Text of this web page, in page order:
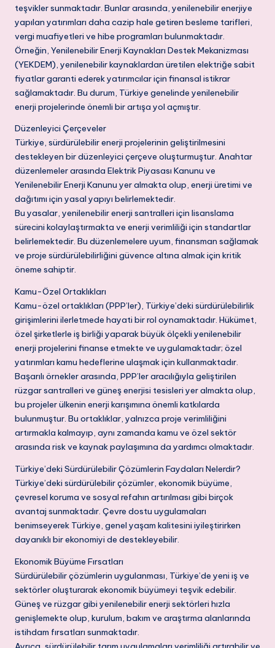
teşvikler sunmaktadır. Bunlar arasında, yenilenebilir enerjiye
yapılan yatırımları daha cazip hale getiren besleme tarifleri,
vergi muafiyetleri ve hibe programları bulunmaktadır.
Örneğin, Yenilenebilir Enerji Kaynakları Destek Mekanizması
(YEKDEM), yenilenebilir kaynaklardan üretilen elektriğe sabit
fiyatlar garanti ederek yatırımcılar için finansal istikrar
sağlamaktadır. Bu durum, Türkiye genelinde yenilenebilir
enerji projelerinde önemli bir artışa yol açmıştır.
Düzenleyici Çerçeveler
Türkiye, sürdürülebilir enerji projelerinin geliştirilmesini
destekleyen bir düzenleyici çerçeve oluşturmuştur. Anahtar
düzenlemeler arasında Elektrik Piyasası Kanunu ve
Yenilenebilir Enerji Kanunu yer almakta olup, enerji üretimi ve
dağıtımı için yasal yapıyı belirlemektedir.
Bu yasalar, yenilenebilir enerji santralleri için lisanslama
sürecini kolaylaştırmakta ve enerji verimliliği için standartlar
belirlemektedir. Bu düzenlemelere uyum, finansman sağlamak
ve proje sürdürülebilirliğini güvence altına almak için kritik
öneme sahiptir.
Kamu-Özel Ortaklıkları
Kamu-özel ortaklıkları (PPP’ler), Türkiye’deki sürdürülebilirlik
girişimlerini ilerletmede hayati bir rol oynamaktadır. Hükümet,
özel şirketlerle iş birliği yaparak büyük ölçekli yenilenebilir
enerji projelerini finanse etmekte ve uygulamaktadır; özel
yatırımları kamu hedeflerine ulaşmak için kullanmaktadır.
Başarılı örnekler arasında, PPP’ler aracılığıyla geliştirilen
rüzgar santralleri ve güneş enerjisi tesisleri yer almakta olup,
bu projeler ülkenin enerji karışımına önemli katkılarda
bulunmuştur. Bu ortaklıklar, yalnızca proje verimliliğini
artırmakla kalmayıp, aynı zamanda kamu ve özel sektör
arasında risk ve kaynak paylaşımına da yardımcı olmaktadır.
Türkiye’deki Sürdürülebilir Çözümlerin Faydaları Nelerdir?
Türkiye’deki sürdürülebilir çözümler, ekonomik büyüme,
çevresel koruma ve sosyal refahın artırılması gibi birçok
avantaj sunmaktadır. Çevre dostu uygulamaları
benimseyerek Türkiye, genel yaşam kalitesini iyileştirirken
dayanıklı bir ekonomiyi de destekleyebilir.
Ekonomik Büyüme Fırsatları
Sürdürülebilir çözümlerin uygulanması, Türkiye’de yeni iş ve
sektörler oluşturarak ekonomik büyümeyi teşvik edebilir.
Güneş ve rüzgar gibi yenilenebilir enerji sektörleri hızla
genişlemekte olup, kurulum, bakım ve araştırma alanlarında
istihdam fırsatları sunmaktadır.